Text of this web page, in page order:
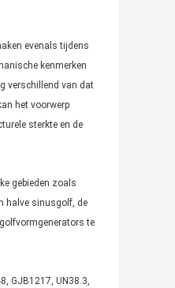
evenals tijdens
kenmerken
verschillend van dat
het voorwerp
sterkte en de
gebieden zoals
halve sinusgolf, de
te
GJB1217, UN38.3,